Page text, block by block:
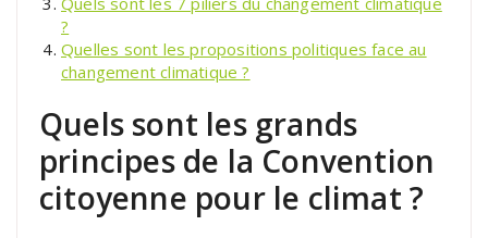
?
Quelles sont les propositions politiques face au
changement climatique ?
Quels sont les grands
principes de la Convention
citoyenne pour le climat ?